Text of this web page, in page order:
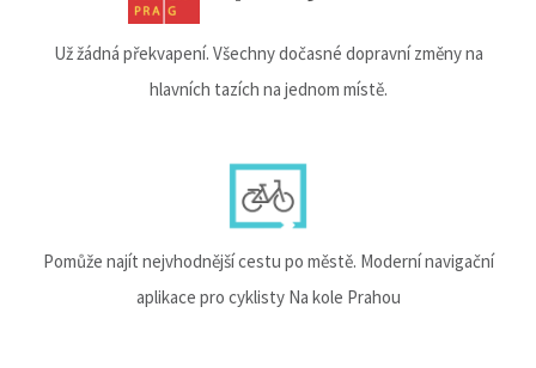
Už žádná překvapení. Všechny dočasné dopravní změny na
hlavních tazích na jednom místě.
Pomůže najít nejvhodnější cestu po městě. Moderní navigační
aplikace pro cyklisty Na kole Prahou